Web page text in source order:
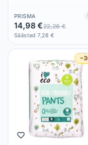
PRISMA
14,98 €22,26 €
Säästad 7,28 €